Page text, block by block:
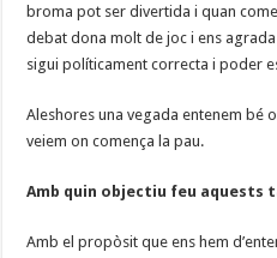
broma pot ser divertida i quan
debat dona molt de joc i ens
sigui políticament correcta i poder
Aleshores una vegada entenem bé
veiem on comença la pau.
Amb quin objectiu feu aquests
Amb el propòsit que ens hem